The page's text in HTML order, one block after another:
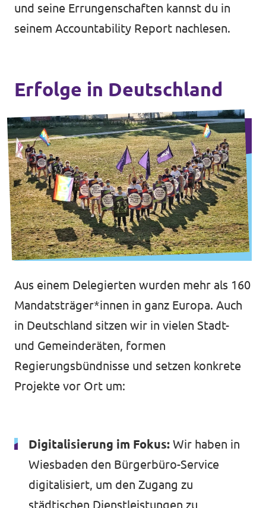
und seine Errungenschaften kannst du in
seinem Accountability Report nachlesen.
Erfolge in Deutschland
Aus einem Delegierten wurden mehr als 160
Mandatsträger*innen in ganz Europa. Auch
in Deutschland sitzen wir in vielen Stadt-
und Gemeinderäten, formen
Regierungsbündnisse und setzen konkrete
Projekte vor Ort um:
Digitalisierung im Fokus: Wir haben in
Wiesbaden den Bürgerbüro-Service
digitalisiert, um den Zugang zu
städtischen Dienstleistungen zu